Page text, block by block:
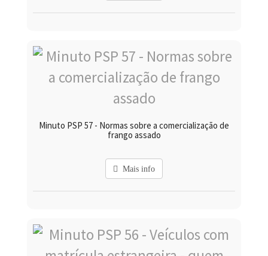
Minuto PSP 57 - Normas sobre a comercialização de
frango assado
Mais info